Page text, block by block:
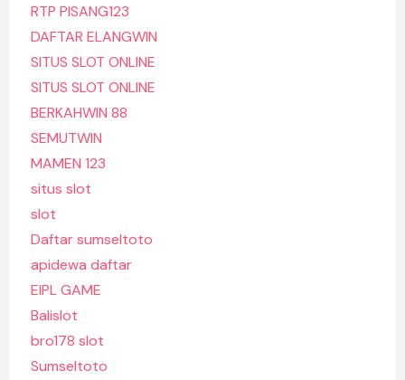
RTP PISANG123
DAFTAR ELANGWIN
SITUS SLOT ONLINE
SITUS SLOT ONLINE
BERKAHWIN 88
SEMUTWIN
MAMEN 123
situs slot
slot
Daftar sumseltoto
apidewa daftar
EIPL GAME
Balislot
bro178 slot
Sumseltoto